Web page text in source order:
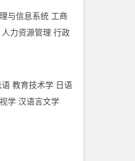
与信息系统 工商
人力资源管理 行政
语 教育技术学 日语
学 汉语言文学